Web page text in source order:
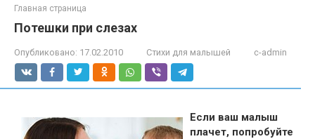
Главная страница
Потешки при слезах
Опубликовано: 17.02.2010 Стихи для малышей c-admin
Если ваш малыш
плачет, попробуйте